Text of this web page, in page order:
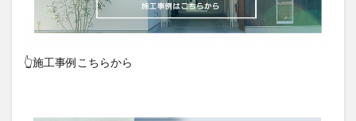
👆施工事例こちらから